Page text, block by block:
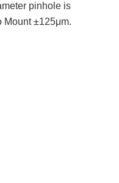
pinhole is
Mount ±125μm.